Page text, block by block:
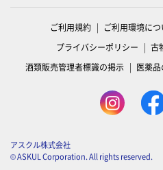
ご利用規約 ご利用環境につ
プライバシーポリシー
古
酒類販売管理者標識の掲示
医薬
アスクル株式会社
© ASKUL Corporation. All rights reserved.